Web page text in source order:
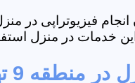
انجام فیزیوتراپی
خدمات در منزل
9 تهران